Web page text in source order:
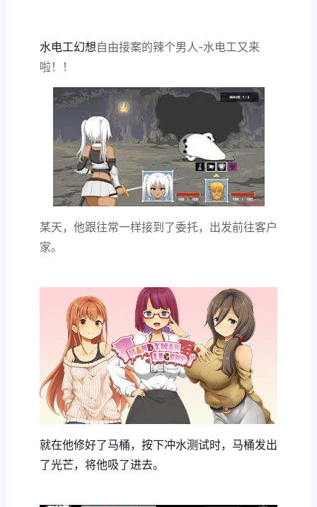
水电工幻想自由接案的辣个男人-水电工又来
啦！！
某天，他跟往常一样接到了委托，出发前往客户
家。
就在他修好了马桶，按下冲水测试时，马桶发出
了光芒，将他吸了进去。